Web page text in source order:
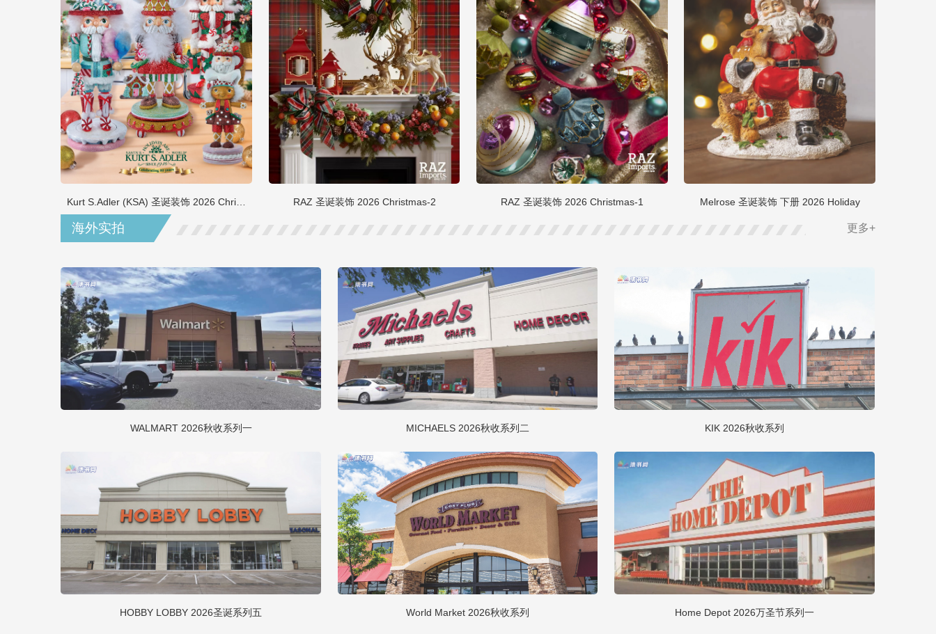
Kurt S.Adler (KSA) 圣诞装饰 2026 Christmas RAZ 圣诞装饰 2026 Christmas-2 RAZ 圣诞装饰 2026 Christmas-1 Melrose 圣诞装饰 下册 2026 Holiday
海外实拍 更多+
WALMART 2026秋收系列一 MICHAELS 2026秋收系列二 KIK 2026秋收系列
HOBBY LOBBY 2026圣诞系列五 World Market 2026秋收系列 Home Depot 2026万圣节系列一